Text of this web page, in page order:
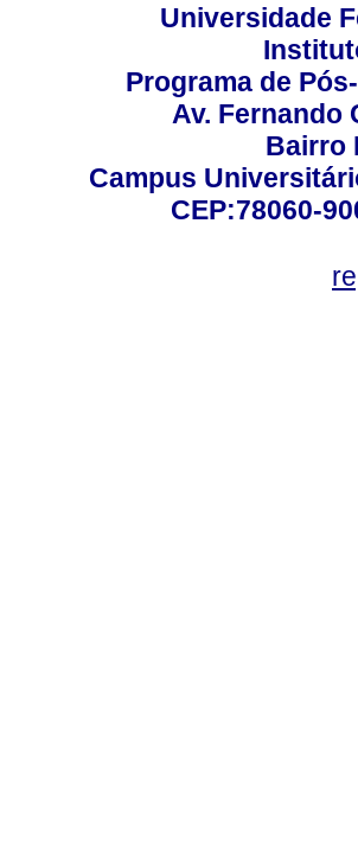
Universidade
Programa de
Av. Fernando
Bairro
Campus
CEP:78060-